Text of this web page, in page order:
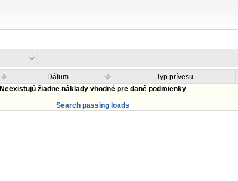
Dátum Typ prívesu
Neexistujú žiadne náklady vhodné pre dané podmienky
Search passing loads